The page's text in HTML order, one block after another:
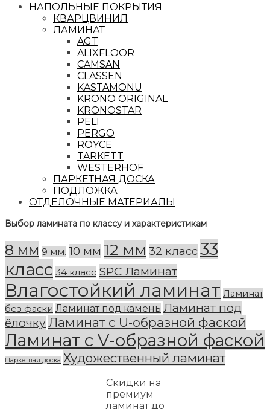
НАПОЛЬНЫЕ ПОКРЫТИЯ
КВАРЦВИНИЛ
ЛАМИНАТ
AGT
ALIXFLOOR
CAMSAN
CLASSEN
KASTAMONU
KRONO ORIGINAL
KRONOSTAR
PELI
PERGO
ROYCE
TARKETT
WESTERHOF
ПАРКЕТНАЯ ДОСКА
ПОДЛОЖКА
ОТДЕЛОЧНЫЕ МАТЕРИАЛЫ
Выбор ламината по классу и характеристикам
8 мм 9 мм. 10 мм 12 мм 32 класс33
класс 34 класс SPC Ламинат
Влагостойкий ламинат Ламинат
без фаски Ламинат под камень Ламинат под
ёлочкуЛаминат с U-образной фаской
Ламинат с V-образной фаской
Паркетная доска Художественный ламинат
Скидки на
премиум
ламинат до